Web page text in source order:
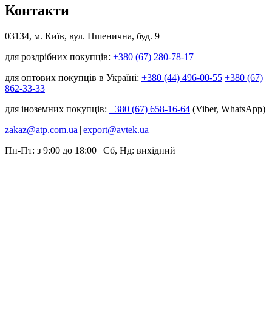
Контакти
03134, м. Київ, вул. Пшенична, буд. 9
для роздрібних покупців: +380 (67) 280-78-17
для оптових покупців в Україні: +380 (44) 496-00-55 +380 (67)
862-33-33
для іноземних покупців: +380 (67) 658-16-64 (Viber, WhatsApp)
zakaz@atp.com.ua | export@avtek.ua
Пн-Пт: з 9:00 до 18:00 | Сб, Нд: вихідний